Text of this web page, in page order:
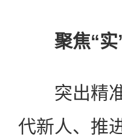
聚焦“实
突出精准
代新人、推